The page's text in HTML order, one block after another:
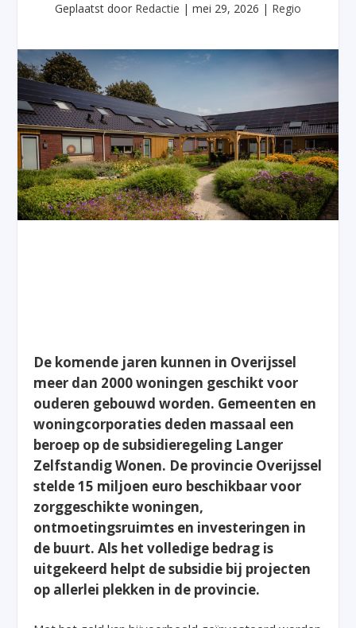
Geplaatst door Redactie | mei 29, 2026 | Regio
De komende jaren kunnen in Overijssel
meer dan 2000 woningen geschikt voor
ouderen gebouwd worden. Gemeenten en
woningcorporaties deden massaal een
beroep op de subsidieregeling Langer
Zelfstandig Wonen. De provincie Overijssel
stelde 15 miljoen euro beschikbaar voor
zorggeschikte woningen,
ontmoetingsruimtes en investeringen in
de buurt. Als het volledige bedrag is
uitgekeerd helpt de subsidie bij projecten
op allerlei plekken in de provincie.